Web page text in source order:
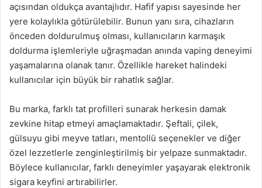
açısından oldukça avantajlıdır. Hafif yapısı sayesinde her
yere kolaylıkla götürülebilir. Bunun yanı sıra, cihazların
önceden doldurulmuş olması, kullanıcıların karmaşık
doldurma işlemleriyle uğraşmadan anında vaping deneyimi
yaşamalarına olanak tanır. Özellikle hareket halindeki
kullanıcılar için büyük bir rahatlık sağlar.
Bu marka, farklı tat profilleri sunarak herkesin damak
zevkine hitap etmeyi amaçlamaktadır. Şeftali, çilek,
gülsuyu gibi meyve tatları, mentollü seçenekler ve diğer
özel lezzetlerle zenginleştirilmiş bir yelpaze sunmaktadır.
Böylece kullanıcılar, farklı deneyimler yaşayarak elektronik
sigara keyfini artırabilirler.